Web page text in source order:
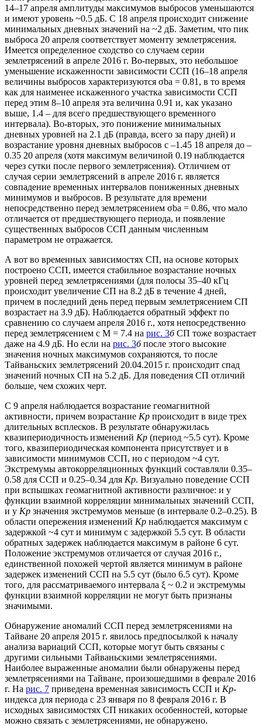
14–17 апреля амплитуды максимумов выбросов уменьшаются
и имеют уровень ~0.5 дБ. С 18 апреля происходит снижение
минимальных дневных значений на ~2 дБ. Заметим, что пик
выброса 20 апреля соответствует моменту землетрясения.
Имеется определенное сходство со случаем серии
землетрясений в апреле 2016 г. Во-первых, это небольшое
уменьшение искаженности зависимости ССП (16–18 апреля
величины выбросов характеризуются σba = 0.81, в то время
как для наименее искаженного участка зависимости ССП
перед этим 8–10 апреля эта величина 0.91 и, как указано
выше, 1.4 – для всего предшествующего временного
интервала). Во-вторых, это понижение минимальных
дневных уровней на 2.1 дБ (правда, всего за пару дней) и
возрастание уровня дневных выбросов с –1.45 18 апреля до –
0.35 20 апреля (хотя максимум величиной 0.19 наблюдается
через сутки после первого землетрясения). Отличием от
случая серии землетрясений в апреле 2016 г. является
совпадение временных интервалов пониженных дневных
минимумов и выбросов. В результате для времени
непосредственно перед землетрясением σba = 0.86, что мало
отличается от предшествующего периода, и появление
существенных выбросов ССП данным численным
параметром не отражается.
А вот во временных зависимостях СП, на основе которых
построено ССП, имеется стабильное возрастание ночных
уровней перед землетрясениями (для полосы 35–40 кГц
происходит увеличение СП на 8.2 дБ в течение 4 дней,
причем в последний день перед первым землетрясением СП
возрастает на 3.9 дБ). Наблюдается обратный эффект по
сравнению со случаем апреля 2016 г., хотя непосредственно
перед землетрясением с М = 7.4 на рис. 3бСП тоже возрастает
даже на 4.9 дБ. Но если на рис. 3бпосле этого высокие
значения ночных максимумов сохраняются, то после
Тайваньских землетрясений 20.04.2015 г. происходит спад
значений ночных СП на 5.2 дБ. Для поведения СП отличий
больше, чем схожих черт.
С 9 апреля наблюдается возрастание геомагнитной
активности, причем возрастание Кр происходит в виде трех
длительных всплесков. В результате обнаружилась
квазипериодичность изменений Кр (период ~5.5 сут). Кроме
того, квазипериодическая компонента присутствует и в
зависимости минимумов ССП, но с периодом ~4 сут.
Экстремумы автокорреляционных функций составляли 0.35–
0.58 для ССП и 0.25–0.34 для Кр. Визуально поведение ССП
при вспышках геомагнитной активности различное: и у
функции взаимной корреляции минимальных значений ССП,
и у Kp значения экстремумов меньше (в интервале 0.2–0.25). В
области опережения изменений Кр наблюдается максимум с
задержкой ~4 сут и минимум с задержкой 5.5 сут. В области
обратных задержек наблюдается максимум в районе 6 сут.
Положение экстремумов отличается от случая 2016 г.,
единственной похожей чертой является минимум в районе
задержек изменений ССП на 5.5 сут (было 6.5 сут). Кроме
того, для рассматриваемого интервала ξ ~ 0.2 и экстремумы
функции взаимной корреляции не могут быть признаны
значимыми.
Обнаружение аномалий ССП перед землетрясениями на
Тайване 20 апреля 2015 г. явилось предпосылкой к началу
анализа вариаций ССП, которые могут быть связаны с
другими сильными Тайваньскими землетрясениями.
Наиболее выраженные аномалии были обнаружены перед
землетрясениями на Тайване, произошедшими в феврале 2016
г. На рис. 7 приведена временная зависимость ССП и Kp-
индекса для периода с 23 января по 8 февраля 2016 г. В
исходных зависимостях СП никаких особенностей, которые
можно связать с землетрясениями, не обнаружено.